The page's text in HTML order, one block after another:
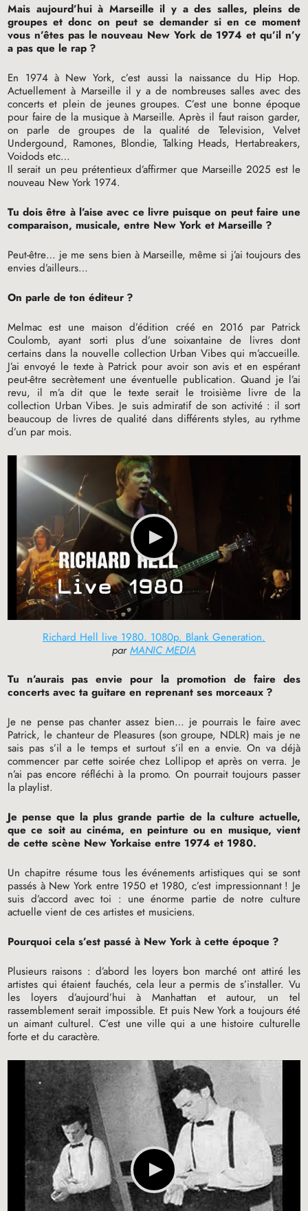
Mais aujourd’hui à Marseille il y a des salles, pleins de
groupes et donc on peut se demander si en ce moment
vous n’êtes pas le nouveau New York de 1974 et qu’il n’y
a pas que le rap ?
En 1974 à New York, c’est aussi la naissance du Hip Hop.
Actuellement à Marseille il y a de nombreuses salles avec des
concerts et plein de jeunes groupes. C’est une bonne époque
pour faire de la musique à Marseille. Après il faut raison garder,
on parle de groupes de la qualité de Television, Velvet
Undergound, Ramones, Blondie, Talking Heads, Hertabreakers,
Voidods etc…
Il serait un peu prétentieux d’affirmer que Marseille 2025 est le
nouveau New York 1974.
Tu dois être à l’aise avec ce livre puisque on peut faire une
comparaison, musicale, entre New York et Marseille ?
Peut-être… je me sens bien à Marseille, même si j’ai toujours des
envies d’ailleurs…
On parle de ton éditeur ?
Melmac est une maison d’édition créé en 2016 par Patrick
Coulomb, ayant sorti plus d’une soixantaine de livres dont
certains dans la nouvelle collection Urban Vibes qui m’accueille.
J’ai envoyé le texte à Patrick pour avoir son avis et en espérant
peut-être secrètement une éventuelle publication. Quand je l’ai
revu, il m’a dit que le texte serait le troisième livre de la
collection Urban Vibes. Je suis admiratif de son activité : il sort
beaucoup de livres de qualité dans différents styles, au rythme
d’un par mois.
Richard Hell live 1980. 1080p. Blank Generation.
parMANIC MEDIA
Tu n’aurais pas envie pour la promotion de faire des
concerts avec ta guitare en reprenant ses morceaux ?
Je ne pense pas chanter assez bien… je pourrais le faire avec
Patrick, le chanteur de Pleasures (son groupe, NDLR) mais je ne
sais pas s’il a le temps et surtout s’il en a envie. On va déjà
commencer par cette soirée chez Lollipop et après on verra. Je
n’ai pas encore réfléchi à la promo. On pourrait toujours passer
la playlist.
Je pense que la plus grande partie de la culture actuelle,
que ce soit au cinéma, en peinture ou en musique, vient
de cette scène New Yorkaise entre 1974 et 1980.
Un chapitre résume tous les événements artistiques qui se sont
passés à New York entre 1950 et 1980, c’est impressionnant ! Je
suis d’accord avec toi : une énorme partie de notre culture
actuelle vient de ces artistes et musiciens.
Pourquoi cela s’est passé à New York à cette époque ?
Plusieurs raisons : d’abord les loyers bon marché ont attiré les
artistes qui étaient fauchés, cela leur a permis de s’installer. Vu
les loyers d’aujourd’hui à Manhattan et autour, un tel
rassemblement serait impossible. Et puis New York a toujours été
un aimant culturel. C’est une ville qui a une histoire culturelle
forte et du caractère.